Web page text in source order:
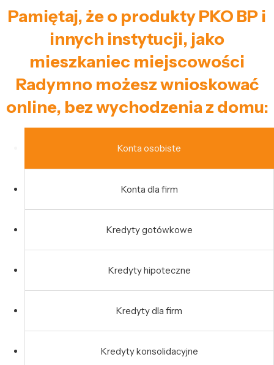
Pamiętaj, że o produkty PKO BP i
innych instytucji, jako
mieszkaniec miejscowości
Radymno możesz wnioskować
online, bez wychodzenia z domu:
Konta osobiste
Konta dla firm
Kredyty gotówkowe
Kredyty hipoteczne
Kredyty dla firm
Kredyty konsolidacyjne